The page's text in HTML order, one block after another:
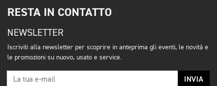
RESTA IN CONTATTO
NEWSLETTER
Iscriviti alla newsletter per scoprire in anteprima gli eventi, le novità e
le promozioni su nuovo, usato e service.
INVIA